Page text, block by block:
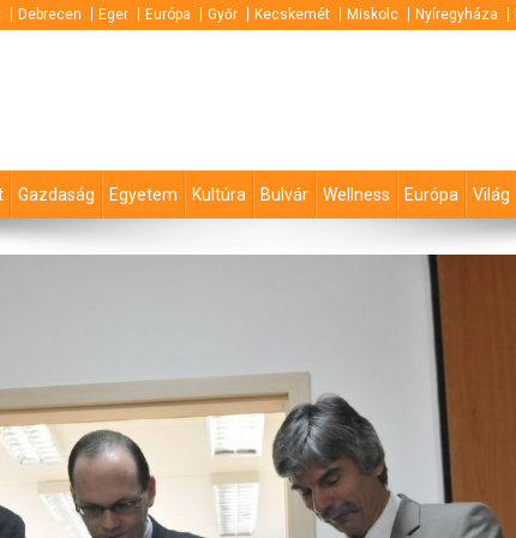
Debrecen Eger Európa Győr Kecskemét Miskolc Nyíregyháza
Gazdaság Egyetem Kultúra Bulvár Wellness Európa Világ